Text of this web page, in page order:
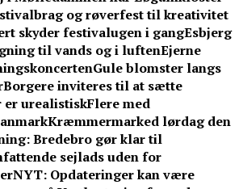
og røverfest til kreativitet
skyder festivalugen i gangEsbjerg
til vands og i luftenEjerne
Gule blomster langs
Borgere inviteres til at sætte
er urealistiskFlere med
Kræmmermarked lørdag den
Bredebro gør klar til
sejlads uden for
Opdateringer kan være